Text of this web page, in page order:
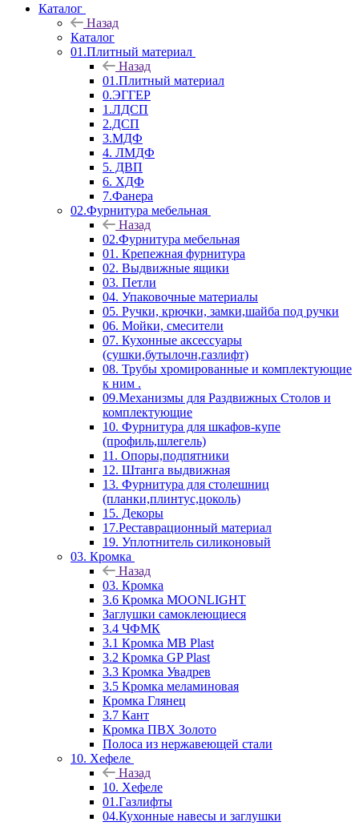
Каталог
Назад
Каталог
01.Плитный материал
Назад
01.Плитный материал
0.ЭГГЕР
1.ЛДСП
2.ДСП
3.МДФ
4. ЛМДФ
5. ДВП
6. ХДФ
7.Фанера
02.Фурнитура мебельная
Назад
02.Фурнитура мебельная
01. Крепежная фурнитура
02. Выдвижные ящики
03. Петли
04. Упаковочные материалы
05. Ручки, крючки, замки,шайба под ручки
06. Мойки, смесители
07. Кухонные аксессуары
(сушки,бутылочн,газлифт)
08. Трубы хромированные и комплектующие
к ним .
09.Механизмы для Раздвижных Столов и
комплектующие
10. Фурнитура для шкафов-купе
(профиль,шлегель)
11. Опоры,подпятники
12. Штанга выдвижная
13. Фурнитура для столешниц
(планки,плинтус,цоколь)
15. Декоры
17.Реставрационный материал
19. Уплотнитель силиконовый
03. Кромка
Назад
03. Кромка
3.6 Кромка MOONLIGHT
Заглушки самоклеющиеся
3.4 ЧФМК
3.1 Кромка MB Plast
3.2 Кромка GP Plast
3.3 Кромка Увадрев
3.5 Кромка меламиновая
Кромка Глянец
3.7 Кант
Кромка ПВХ Золото
Полоса из нержавеющей стали
10. Хефеле
Назад
10. Хефеле
01.Газлифты
04.Кухонные навесы и заглушки